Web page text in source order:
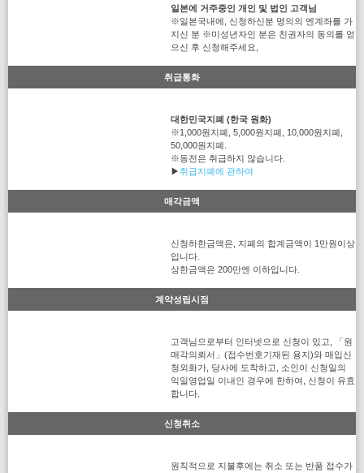
일본에 거주중인 개인 및 법인 고객님
※일본국내에, 신청하신분 명의의 엔계좌를 가
지신 분 ※미성년자인 분은 친권자의 동의를 얻
으신 후 신청해주세요,
취급통화
대한민국지폐 (한국 원화)
※1,000원지폐, 5,000원지폐, 10,000원지폐,
50,000원지폐.
※동전은 취급하지 않습니다.
▶취급지폐에 관하여
매각금액
신청하한금액은, 지폐의 합계금액이 1만원이상
입니다.
상한금액은 200만엔 이하입니다.
계약성립시점
고객님으로부터 인터넷으로 신청이 있고, 「원
매각의뢰서」(접수번호기재된 용지)와 매입신
청외화가, 당사에 도착하고, 소인이 신청일의
익일영업일 이내인 경우에 한하여, 신청이 유효
합니다.
신청취소
원칙적으로 지불후에는 취소 또는 반품 접수가